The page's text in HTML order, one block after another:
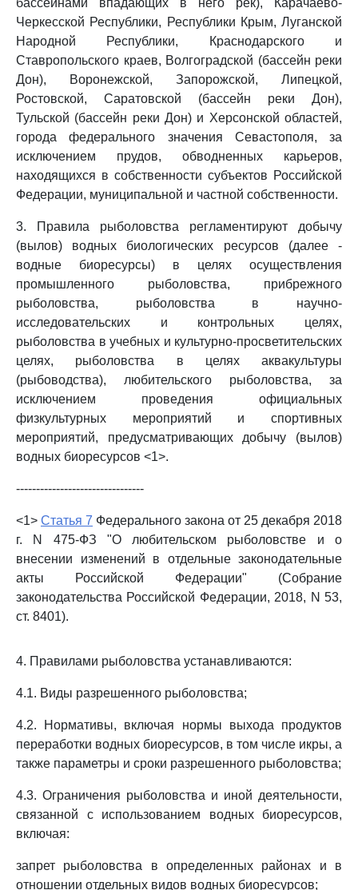
бассейнами впадающих в него рек), Карачаево-
Черкесской Республики, Республики Крым, Луганской
Народной Республики, Краснодарского и
Ставропольского краев, Волгоградской (бассейн реки
Дон), Воронежской, Запорожской, Липецкой,
Ростовской, Саратовской (бассейн реки Дон),
Тульской (бассейн реки Дон) и Херсонской областей,
города федерального значения Севастополя, за
исключением прудов, обводненных карьеров,
находящихся в собственности субъектов Российской
Федерации, муниципальной и частной собственности.
3. Правила рыболовства регламентируют добычу
(вылов) водных биологических ресурсов (далее -
водные биоресурсы) в целях осуществления
промышленного рыболовства, прибрежного
рыболовства, рыболовства в научно-
исследовательских и контрольных целях,
рыболовства в учебных и культурно-просветительских
целях, рыболовства в целях аквакультуры
(рыбоводства), любительского рыболовства, за
исключением проведения официальных
физкультурных мероприятий и спортивных
мероприятий, предусматривающих добычу (вылов)
водных биоресурсов <1>.
--------------------------------
<1> Статья 7 Федерального закона от 25 декабря 2018
г. N 475-ФЗ "О любительском рыболовстве и о
внесении изменений в отдельные законодательные
акты Российской Федерации" (Собрание
законодательства Российской Федерации, 2018, N 53,
ст. 8401).
4. Правилами рыболовства устанавливаются:
4.1. Виды разрешенного рыболовства;
4.2. Нормативы, включая нормы выхода продуктов
переработки водных биоресурсов, в том числе икры, а
также параметры и сроки разрешенного рыболовства;
4.3. Ограничения рыболовства и иной деятельности,
связанной с использованием водных биоресурсов,
включая:
запрет рыболовства в определенных районах и в
отношении отдельных видов водных биоресурсов;